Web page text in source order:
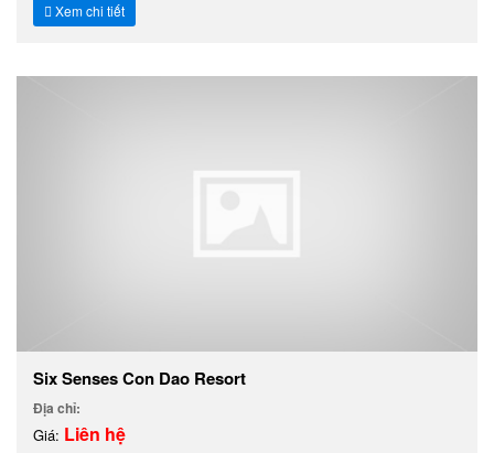
Xem chi tiết
Six Senses Con Dao Resort
Địa chỉ:
Giá: Liên hệ